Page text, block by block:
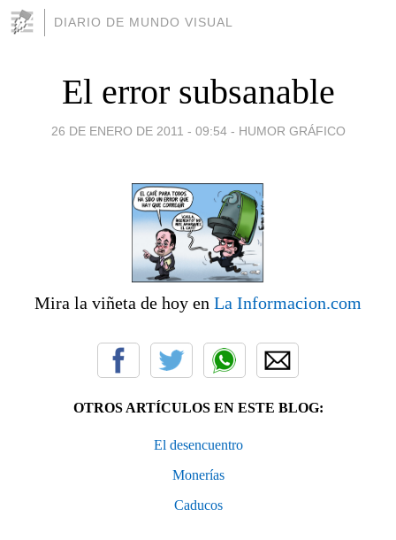
DIARIO DE MUNDO VISUAL
El error subsanable
26 DE ENERO DE 2011 - 09:54 - HUMOR GRÁFICO
Mira la viñeta de hoy en La Informacion.com
OTROS ARTÍCULOS EN ESTE BLOG:
El desencuentro
Monerías
Caducos